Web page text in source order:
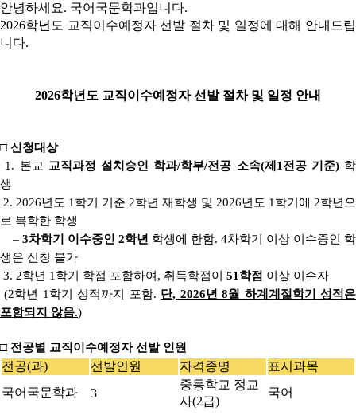
안녕하세요. 국어국문학과입니다.
2026학년도 교직이수예정자 선발 절차 및 일정에 대해 안내드립
니다.
2026학년도 교직이수예정자 선발 절차 및 일정 안내
□ 신청대상
1. 본교
교직과정 설치승인 학과/학부/전공 소속(제1전공 기준)학
생
2. 2026년도 1학기 기준 2학년 재학생 및 2026년도 1학기에 2학년으
로 복학한 학생
– 3차학기 이수중인 2학년 학생에 한함. 4차학기 이상 이수중인 학
생은 신청 불가
3. 2학년 1학기 학점 포함하여, 취득학점이
51학점 이상 이수자
(2학년 1학기 성적까지 포함. 단, 2026년 8월 하계계절학기 성적은
포함되지 않음.)
□ 전공별 교직이수예정자 선발 인원
전공(과) 선발인원 자격종명
표시과목
국어국문학과
3
중등학교 정교
사(2급)
국어